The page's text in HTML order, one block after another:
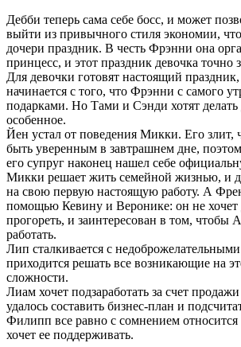
Дебби теперь сама себе босс, и может
выйти из привычного стиля экономии,
дочери праздник. В честь Фрэнни она
принцесс, и этот праздник девочка точно
Для девочки готовят настоящий
начинается с того, что Фрэнни с самого
подарками. Но Тами и Сэнди хотят делать
особенное.
Йен устал от поведения Микки. Его злит,
быть уверенным в завтрашнем дне,
его супруг наконец нашел себе
Микки решает жить семейной жизнью, и
на свою первую настоящую работу. А
помощью Кевину и Веронике: он не хочет
прогореть, и заинтересован в том, чтобы
работать.
Лип сталкивается с
приходится решать все возникающие на
сложности.
Лиам хочет подзаработать за счет
удалось составить бизнес-план и
Филипп все равно с сомнением относится
хочет ее поддерживать.